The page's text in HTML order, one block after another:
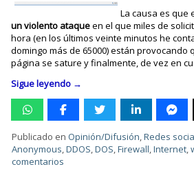
La causa es que
un violento ataqueen el que miles de
hora (en los últimos veinte minutos he
domingo más de 65000) están provocando
página se sature y finalmente, de vez en
Sigue leyendo →
Publicado en Opinión/Difusión,Redes
Anonymous,DDOS,DOS,Firewall,Internet,
comentarios